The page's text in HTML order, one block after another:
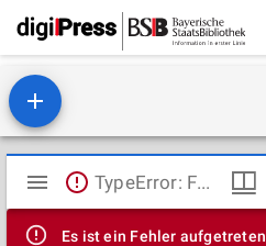
Mirador
Viewer
TypeError: Failed to fetch
Es ist ein Fehler aufgetreten